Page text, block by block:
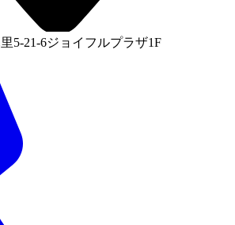
5-21-6ジョイフルプラザ1F